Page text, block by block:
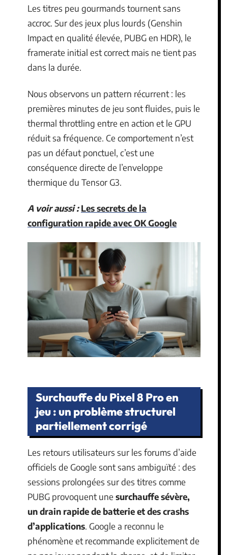
Les titres peu gourmands tournent sans
accroc. Sur des jeux plus lourds (Genshin
Impact en qualité élevée, PUBG en HDR), le
framerate initial est correct mais ne tient pas
dans la durée.
Nous observons un pattern récurrent : les
premières minutes de jeu sont fluides, puis le
thermal throttling entre en action et le GPU
réduit sa fréquence. Ce comportement n’est
pas un défaut ponctuel, c’est une
conséquence directe de l’enveloppe
thermique du Tensor G3.
A voir aussi : Les secrets de la
configuration rapide avec OK Google
Surchauffe du Pixel 8 Pro en
jeu : un problème structurel
partiellement corrigé
Les retours utilisateurs sur les forums d’aide
officiels de Google sont sans ambiguïté : des
sessions prolongées sur des titres comme
PUBG provoquent une surchauffe sévère,
un drain rapide de batterie et des crashs
d’applications. Google a reconnu le
phénomène et recommande explicitement de